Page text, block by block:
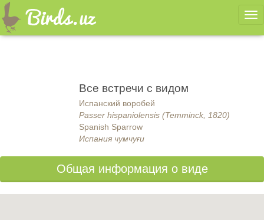
Все встречи с видом
Испанский воробей
Passer hispaniolensis (Temminck, 1820)
Spanish Sparrow
Испания чумчуғи
Общая информация о виде